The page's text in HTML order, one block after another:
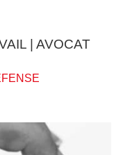
| AVOCAT